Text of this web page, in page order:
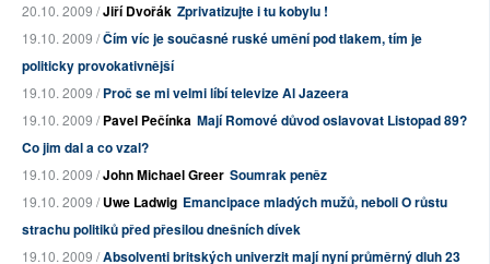
20.10. 2009 /Jiří Dvořák Zprivatizujte i tu kobylu !
19.10. 2009 /Čím víc je současné ruské umění pod tlakem, tím je
politicky provokativnější
19.10. 2009 /Proč se mi velmi líbí televize Al Jazeera
19.10. 2009 /Pavel Pečínka Mají Romové důvod oslavovat Listopad 89?
Co jim dal a co vzal?
19.10. 2009 /John Michael Greer Soumrak peněz
19.10. 2009 /Uwe Ladwig Emancipace mladých mužů, neboli O růstu
strachu politiků před přesilou dnešních dívek
19.10. 2009 /Absolventi britských univerzit mají nyní průměrný dluh 23